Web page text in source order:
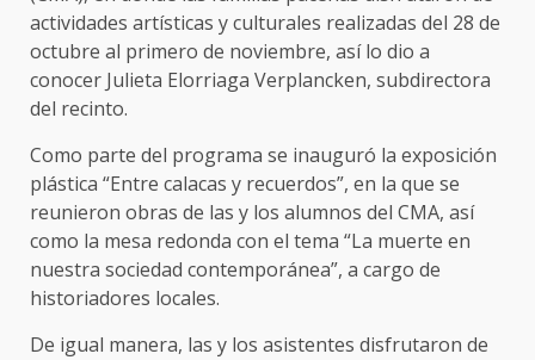
actividades artísticas y culturales realizadas del 28 de
octubre al primero de noviembre, así lo dio a
conocer Julieta Elorriaga Verplancken, subdirectora
del recinto.
Como parte del programa se inauguró la exposición
plástica “Entre calacas y recuerdos”, en la que se
reunieron obras de las y los alumnos del CMA, así
como la mesa redonda con el tema “La muerte en
nuestra sociedad contemporánea”, a cargo de
historiadores locales.
De igual manera, las y los asistentes disfrutaron de